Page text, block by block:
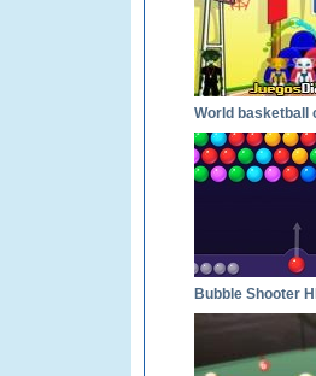
Bubble Shooter